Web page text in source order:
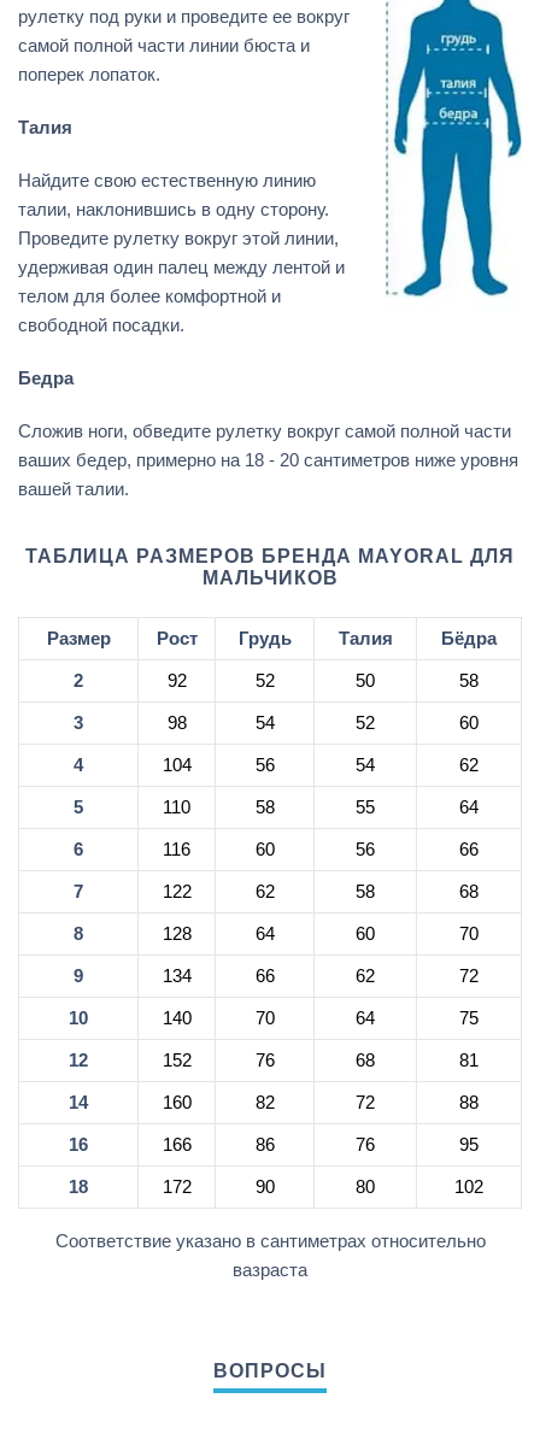
рулетку под руки и проведите ее вокруг
самой полной части линии бюста и
поперек лопаток.
Талия
Найдите свою естественную линию
талии, наклонившись в одну сторону.
Проведите рулетку вокруг этой линии,
удерживая один палец между лентой и
телом для более комфортной и
свободной посадки.
Бедра
Сложив ноги, обведите рулетку вокруг самой полной части
ваших бедер, примерно на 18 - 20 сантиметров ниже уровня
вашей талии.
ТАБЛИЦА РАЗМЕРОВ БРЕНДА MAYORAL ДЛЯ
МАЛЬЧИКОВ
Размер Рост Грудь Талия Бёдра
2 92 52 50 58
3 98 54 52 60
4 104 56 54 62
5 110 58 55 64
6 116 60 56 66
7 122 62 58 68
8 128 64 60 70
9 134 66 62 72
10 140 70 64 75
12 152 76 68 81
14 160 82 72 88
16 166 86 76 95
18 172 90 80 102
Соответствие указано в сантиметрах относительно
вазраста